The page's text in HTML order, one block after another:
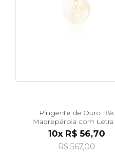
Pingente de Ouro 18k
Madrepérola com Letra
Pendurada pi24475
10x R$ 56,70
R$ 567,00